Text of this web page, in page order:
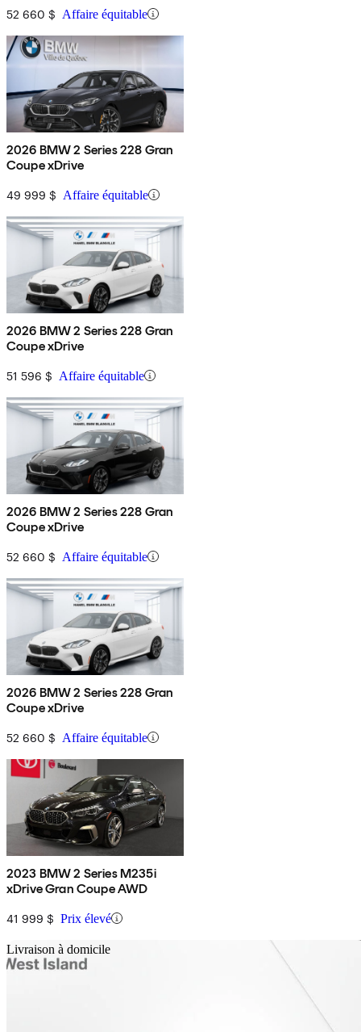
52 660 $ Affaire équitable
2026 BMW 2 Series 228 Gran
Coupe xDrive
49 999 $ Affaire équitable
2026 BMW 2 Series 228 Gran
Coupe xDrive
51 596 $ Affaire équitable
2026 BMW 2 Series 228 Gran
Coupe xDrive
52 660 $ Affaire équitable
2026 BMW 2 Series 228 Gran
Coupe xDrive
52 660 $ Affaire équitable
2023 BMW 2 Series M235i
xDrive Gran Coupe AWD
41 999 $ Prix élevé
Livraison à domicile